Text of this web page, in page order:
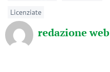
Licenziate
redazione web